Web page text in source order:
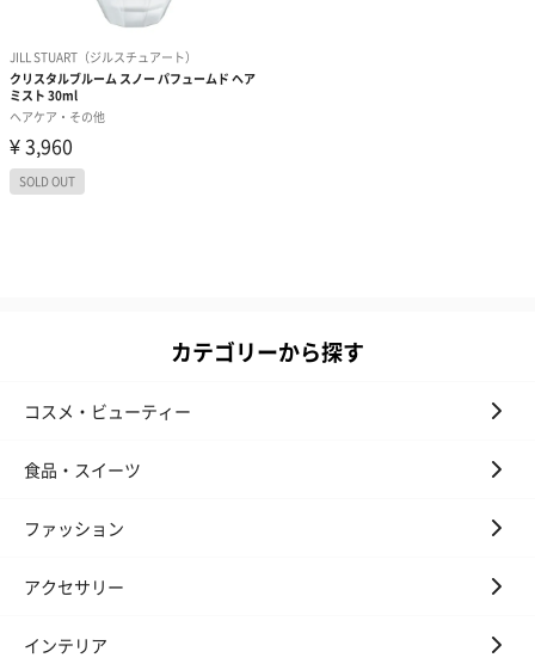
カテゴリーから探す
コスメ・ビューティー
食品・スイーツ
ファッション
アクセサリー
インテリア